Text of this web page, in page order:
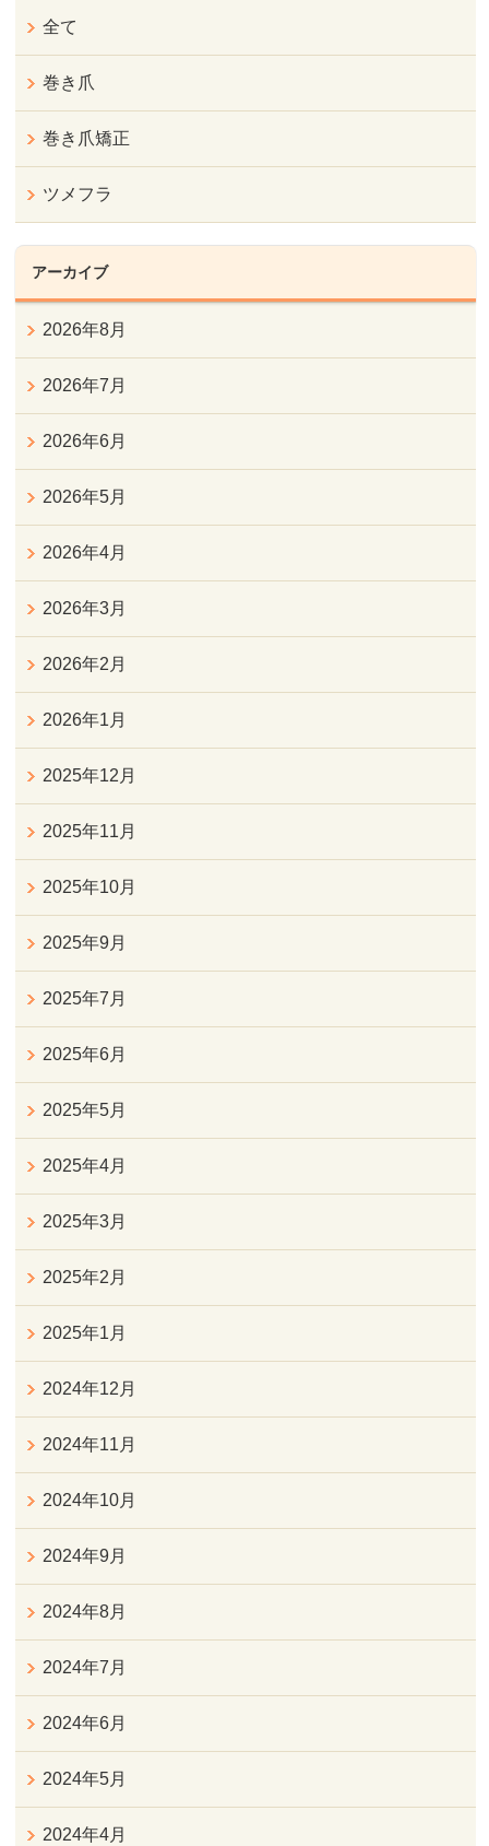
全て
巻き爪
巻き爪矯正
ツメフラ
アーカイブ
2026年8月
2026年7月
2026年6月
2026年5月
2026年4月
2026年3月
2026年2月
2026年1月
2025年12月
2025年11月
2025年10月
2025年9月
2025年7月
2025年6月
2025年5月
2025年4月
2025年3月
2025年2月
2025年1月
2024年12月
2024年11月
2024年10月
2024年9月
2024年8月
2024年7月
2024年6月
2024年5月
2024年4月